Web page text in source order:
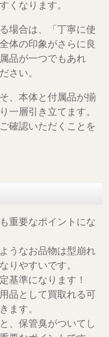
くなります。
場合は、「丁寧に使
体の印象がさらに良
品が一つでもあれ
さい。
、本体と付属品が揃
一層引き立てます。
確認いただくことを
重要なポイントにな
うなお品物は型崩れ
りやすいです。
基準になります！
品として買取れる可
ます。
、保管臭がついてし